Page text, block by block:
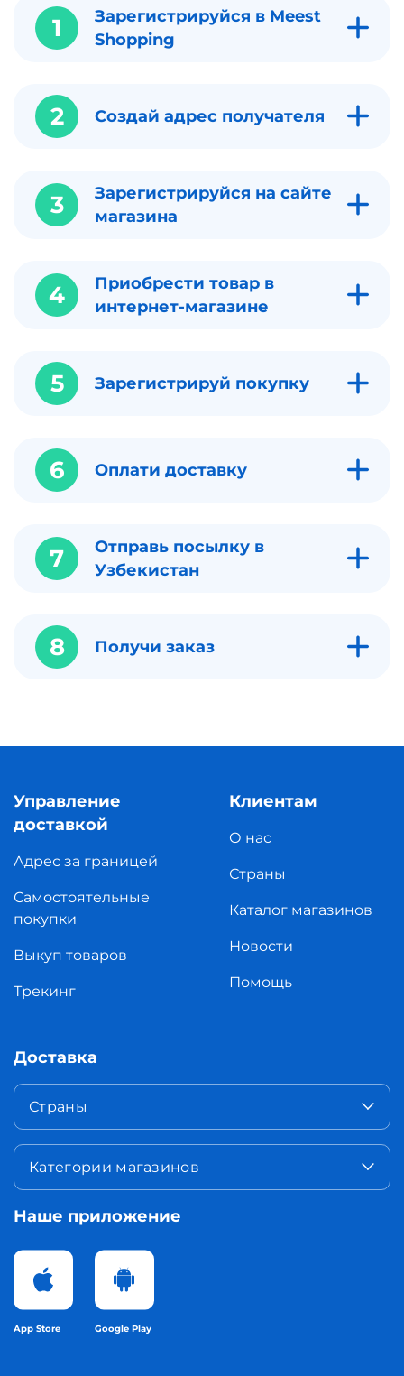
1
Зарегистрируйся в Meest
Shopping
2 Создай адрес получателя
3
Зарегистрируйся на сайте
магазина
4
Приобрести товар в
интернет-магазине
5 Зарегистрируй покупку
6 Оплати доставку
7
Отправь посылку в
Узбекистан
8 Получи заказ
Управление
доставкой
Адрес за границей
Самостоятельные
покупки
Выкуп товаров
Трекинг
Клиентам
О нас
Страны
Каталог магазинов
Новости
Помощь
Доставка
Страны
Категории магазинов
Наше приложение
App Store Google Play